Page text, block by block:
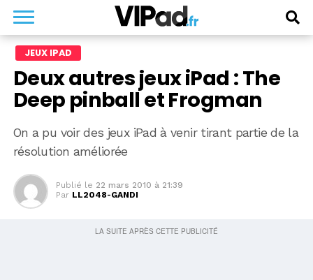
JEUX IPAD
Deux autres jeux iPad : The
Deep pinball et Frogman
On a pu voir des jeux iPad à venir tirant partie de la
résolution améliorée
Publié le 22 mars 2010 à 21:39
Par LL2048-GANDI